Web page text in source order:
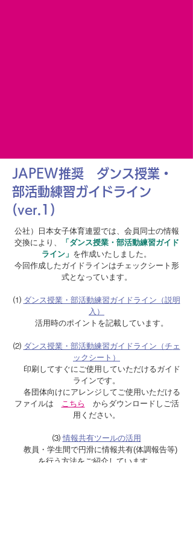
JAPEW推奨 ダンス授業・
部活動練習ガイドライン
(ver.1)
公社）日本女子体育連盟では、会員同士の情報
交換により、
「ダンス授業・部活動練習ガイド
ライン」 を作成いたしました。
今回作成したガイドラインはチェックシート形
式となっています。
⑴ ダンス授業・部活動練習ガイドライン（説明
入）
活用時のポイントを記載しています。
⑵ ダンス授業・部活動練習ガイドライン（チ ェ
ックシート）
印刷してすぐにご使用していただけるガイド
ラインです。
各団体向けにアレンジしてご使用いただける
ファイルは こちら からダウンロードしご活
用ください。
⑶ 情報共有ツールの活用
教員・学生間で円滑に情報共有(体調報告等)
を行う方法をご紹介しています。